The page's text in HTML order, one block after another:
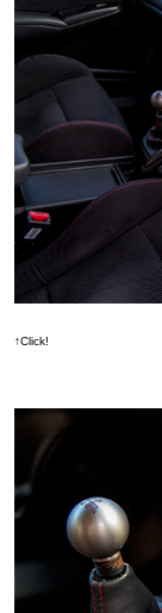
↑Click!